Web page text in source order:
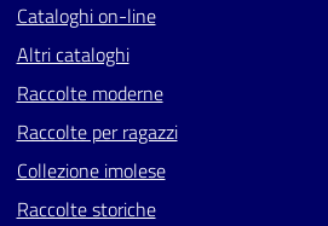
Cataloghi on-line
Altri cataloghi
Raccolte moderne
Raccolte per ragazzi
Collezione imolese
Raccolte storiche